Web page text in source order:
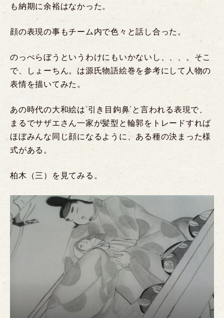
も納期に余裕はなかった。
顔の表現の事もチーム内で色々と話し合った。
のっぺらぼうというわけにもいかないし、、、。そこ
で、しょーちん。は源氏物語絵巻を参考にして人物の
表情を描いてみた。
あの時代の大和絵は”引き目鉤鼻”と言われる表現で、
まるでサザエさん一家が髪型と輪郭をトレードすれば
ほぼみんな同じ顔になるように、ある種の決まった様
式がある。
柏木（三）を見てみる。